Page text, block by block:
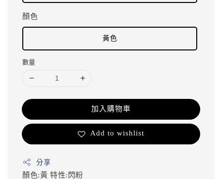
顏色
黃色
數量
加入購物車
Add to wishlist
分享
顏色:黃 特性:閃粉